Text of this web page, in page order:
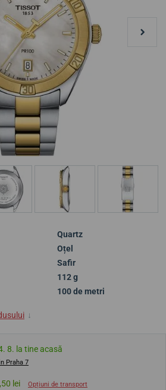
Quartz
Oțel
Safir
112 g
100 de metri
↓
8. la tine acasă
Praha 7
lei Opțiuni de transport